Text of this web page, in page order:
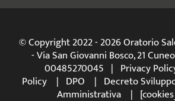
© Copyright 2022 - 2026 Oratorio
- Via San Giovanni Bosco, 21
00485270045 | Privacy
Policy | DPO | Decreto
Amministrativa |